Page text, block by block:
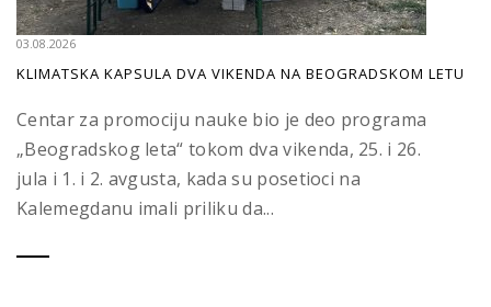
03.08.2026
KLIMATSKA KAPSULA DVA VIKENDA NA BEOGRADSKOM LETU
Centar za promociju nauke bio je deo programa
„Beogradskog leta“ tokom dva vikenda, 25. i 26.
jula i 1. i 2. avgusta, kada su posetioci na
Kalemegdanu imali priliku da...